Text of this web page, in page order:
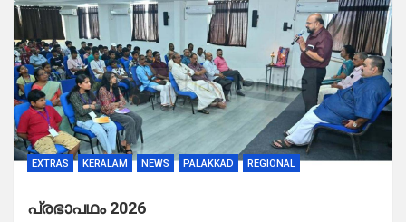
EXTRAS KERALAM NEWS PALAKKAD REGIONAL
പ്രഭാപഥം 2026